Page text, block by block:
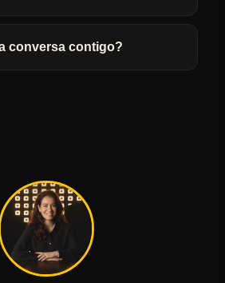
conversa contigo?